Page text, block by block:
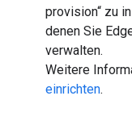
provision“ zu
denen Sie
verwalten.
Weitere
einrichten.